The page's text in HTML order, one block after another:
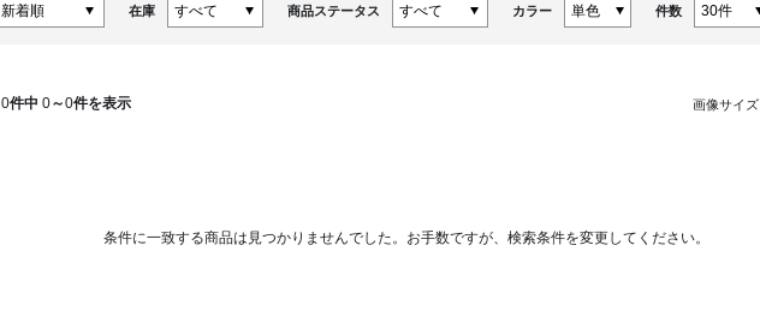
在庫 商品ステータス カラー 件数
0件中 0～0件を表示 画像サイズ
条件に一致する商品は見つかりませんでした。お手数ですが、検索条件を変更してください。